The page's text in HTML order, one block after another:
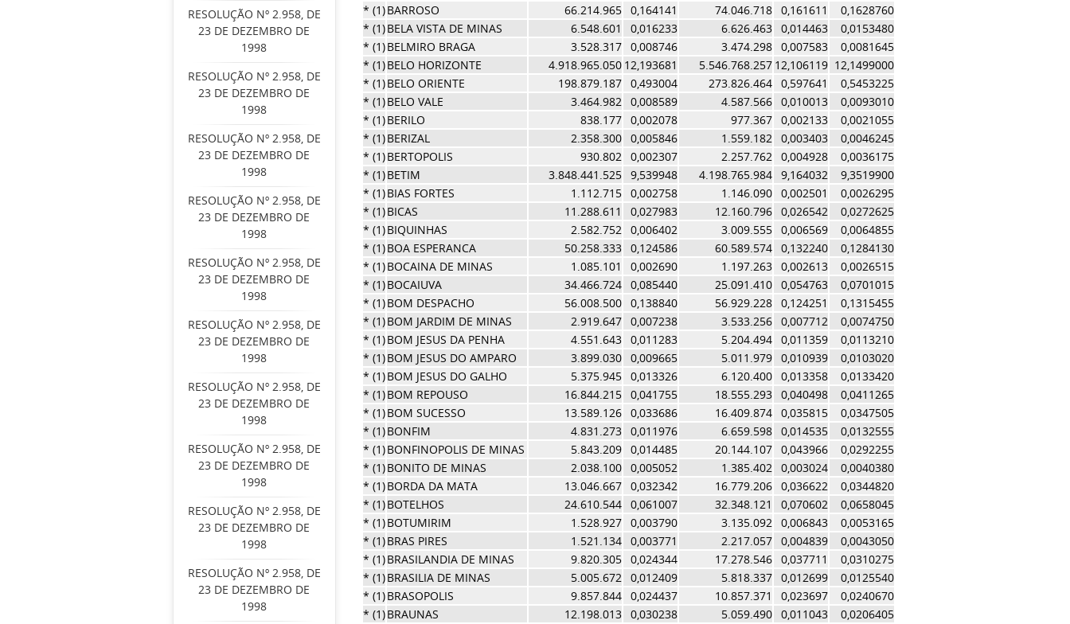
RESOLUÇÃO Nº 2.958, DE
23 DE DEZEMBRO DE
1998
RESOLUÇÃO Nº 2.958, DE
23 DE DEZEMBRO DE
1998
RESOLUÇÃO Nº 2.958, DE
23 DE DEZEMBRO DE
1998
RESOLUÇÃO Nº 2.958, DE
23 DE DEZEMBRO DE
1998
RESOLUÇÃO Nº 2.958, DE
23 DE DEZEMBRO DE
1998
RESOLUÇÃO Nº 2.958, DE
23 DE DEZEMBRO DE
1998
RESOLUÇÃO Nº 2.958, DE
23 DE DEZEMBRO DE
1998
RESOLUÇÃO Nº 2.958, DE
23 DE DEZEMBRO DE
1998
RESOLUÇÃO Nº 2.958, DE
23 DE DEZEMBRO DE
1998
RESOLUÇÃO Nº 2.958, DE
23 DE DEZEMBRO DE
1998
* (1)BARROSO 66.214.965 0,164141 74.046.718 0,161611
0,1628760
* (1)BELA VISTA DE MINAS 6.548.601 0,016233 6.626.463 0,014463
0,0153480
* (1)BELMIRO BRAGA 3.528.317 0,008746 3.474.298 0,007583
0,0081645
* (1)BELO HORIZONTE 4.918.965.050 12,193681 5.546.768.257 12,106119 12,1499000
* (1)BELO ORIENTE 198.879.187 0,493004 273.826.464 0,597641
0,5453225
* (1)BELO VALE 3.464.982 0,008589 4.587.566 0,010013
0,0093010
* (1)BERILO 838.177 0,002078 977.367 0,002133
0,0021055
* (1)BERIZAL 2.358.300 0,005846 1.559.182 0,003403
0,0046245
* (1)BERTOPOLIS 930.802 0,002307 2.257.762 0,004928
0,0036175
* (1)BETIM 3.848.441.525 9,539948 4.198.765.984 9,164032
9,3519900
* (1)BIAS FORTES 1.112.715 0,002758 1.146.090 0,002501
0,0026295
* (1)BICAS 11.288.611 0,027983 12.160.796 0,026542
0,0272625
* (1)BIQUINHAS 2.582.752 0,006402 3.009.555 0,006569
0,0064855
* (1)BOA ESPERANCA 50.258.333 0,124586 60.589.574 0,132240
0,1284130
* (1)BOCAINA DE MINAS 1.085.101 0,002690 1.197.263 0,002613
0,0026515
* (1)BOCAIUVA 34.466.724 0,085440 25.091.410 0,054763
0,0701015
* (1)BOM DESPACHO 56.008.500 0,138840 56.929.228 0,124251
0,1315455
* (1)BOM JARDIM DE MINAS 2.919.647 0,007238 3.533.256 0,007712
0,0074750
* (1)BOM JESUS DA PENHA 4.551.643 0,011283 5.204.494 0,011359
0,0113210
* (1)BOM JESUS DO AMPARO 3.899.030 0,009665 5.011.979 0,010939
0,0103020
* (1)BOM JESUS DO GALHO 5.375.945 0,013326 6.120.400 0,013358
0,0133420
* (1)BOM REPOUSO 16.844.215 0,041755 18.555.293 0,040498
0,0411265
* (1)BOM SUCESSO 13.589.126 0,033686 16.409.874 0,035815
0,0347505
* (1)BONFIM 4.831.273 0,011976 6.659.598 0,014535
0,0132555
* (1)BONFINOPOLIS DE MINAS 5.843.209 0,014485 20.144.107 0,043966
0,0292255
* (1)BONITO DE MINAS 2.038.100 0,005052 1.385.402 0,003024
0,0040380
* (1)BORDA DA MATA 13.046.667 0,032342 16.779.206 0,036622
0,0344820
* (1)BOTELHOS 24.610.544 0,061007 32.348.121 0,070602
0,0658045
* (1)BOTUMIRIM 1.528.927 0,003790 3.135.092 0,006843
0,0053165
* (1)BRAS PIRES 1.521.134 0,003771 2.217.057 0,004839
0,0043050
* (1)BRASILANDIA DE MINAS 9.820.305 0,024344 17.278.546 0,037711
0,0310275
* (1)BRASILIA DE MINAS 5.005.672 0,012409 5.818.337 0,012699
0,0125540
* (1)BRASOPOLIS 9.857.844 0,024437 10.857.371 0,023697
0,0240670
* (1)BRAUNAS 12.198.013 0,030238 5.059.490 0,011043
0,0206405